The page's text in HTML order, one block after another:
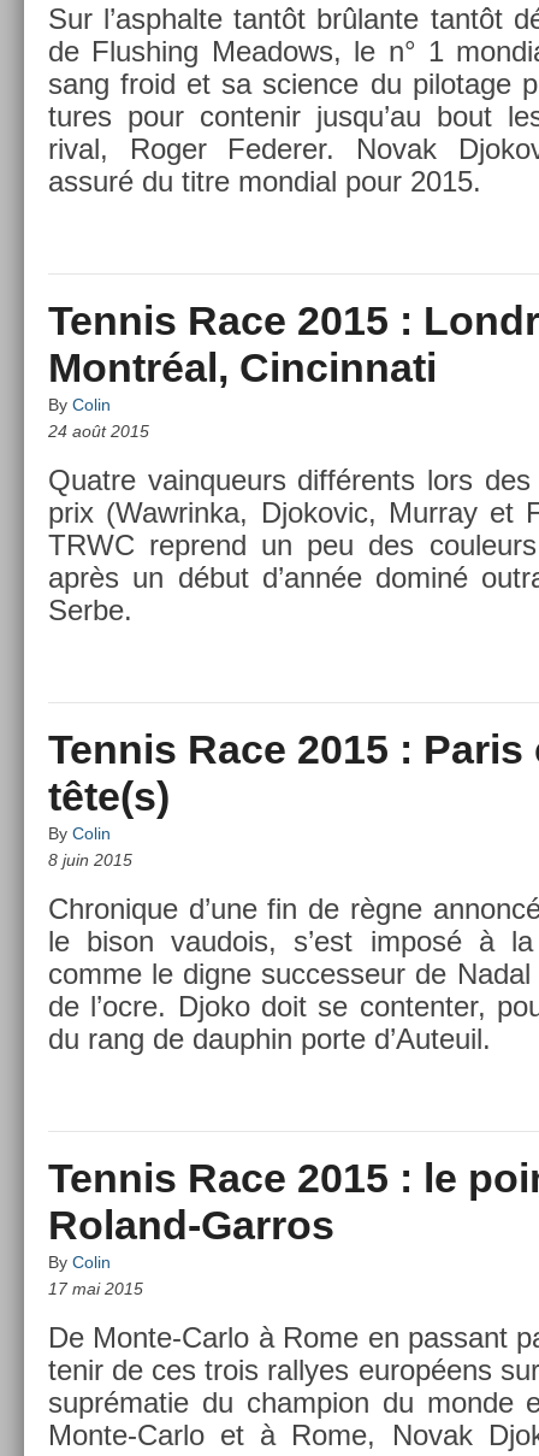
Sur l’asphal­te tantôt brûlante tantôt
de Flush­ing Meadows, le n° 1
sang froid et sa sci­ence du pilotage
tures pour con­tenir jusqu’au bout
rival, Roger Feder­er. Novak
assuré du titre mon­di­al pour 2015.
Tennis Race 2015 :
Montréal, Cincinnati
By Colin
24 août 2015
Quat­re vain­queurs différents lors
prix (Waw­rinka, Djokovic, Mur­ray et
TRWC re­prend un peu des
après un début d’année dominé
Serbe.
Tennis Race 2015 :
tête(s)
By Colin
8 juin 2015
Chronique d’une fin de règne
le bison vaudois, s’est imposé à
comme le digne suc­ces­seur de
de l’ocre. Djoko doit se con­tent­er,
du rang de daup­hin porte d’Auteuil.
Tennis Race 2015 : le
Roland-Garros
By Colin
17 mai 2015
De Monte-Carlo à Rome en pas­sant
tenir de ces trois ral­lyes européens
suprématie du champ­ion du monde
Monte-Carlo et à Rome, Novak